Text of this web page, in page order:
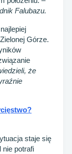
Falubazu.
Górze.
że
staje się
nie potrafi